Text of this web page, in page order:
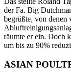
der Fa. Big
begrüßte, von denen
räumte er ein. Doch
um bis zu 90%
ASIAN